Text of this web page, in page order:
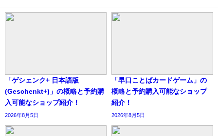
「ゲシェンク+ 日本語版
(Geschenkt+)」の概略と予約購
入可能なショップ紹介！
2026年8月5日
「早口ことばカードゲーム」の
概略と予約購入可能なショップ
紹介！
2026年8月5日